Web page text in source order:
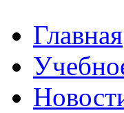
Главная